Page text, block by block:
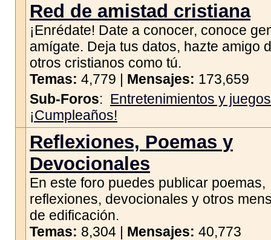
Red de amistad cristiana
¡Enrédate! Date a conocer, conoce
amígate. Deja tus datos, hazte amigo
otros cristianos como tú.
Temas: 4,779 | Mensajes: 173,659
Sub-Foros: Entretenimientos y juegos
¡Cumpleaños!
Reflexiones, Poemas y
Devocionales
En este foro puedes publicar poemas,
reflexiones, devocionales y otros
de edificación.
Temas: 8,304 | Mensajes: 40,773